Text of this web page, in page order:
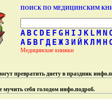
ПОИСК ПО МЕДИЦИНСКИМ
A B C D E F G H I J K L M N
А Б В Г Д Е Ж З И Й КЛ М Н
Медицинские книжки
превратить диету в праздник инфо.
мучить себя голодом инфо.подроб.